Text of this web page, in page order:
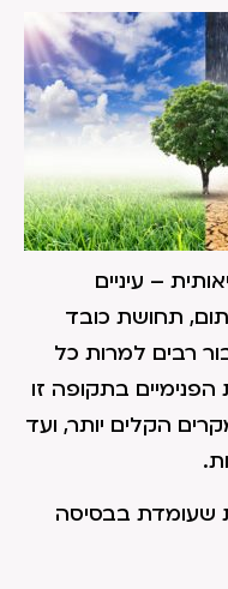
– עיניים
תחושת כובד
רבים למרות כל
בתקופה זו
הקלים יותר, ועד
שעומדת בבסיסה